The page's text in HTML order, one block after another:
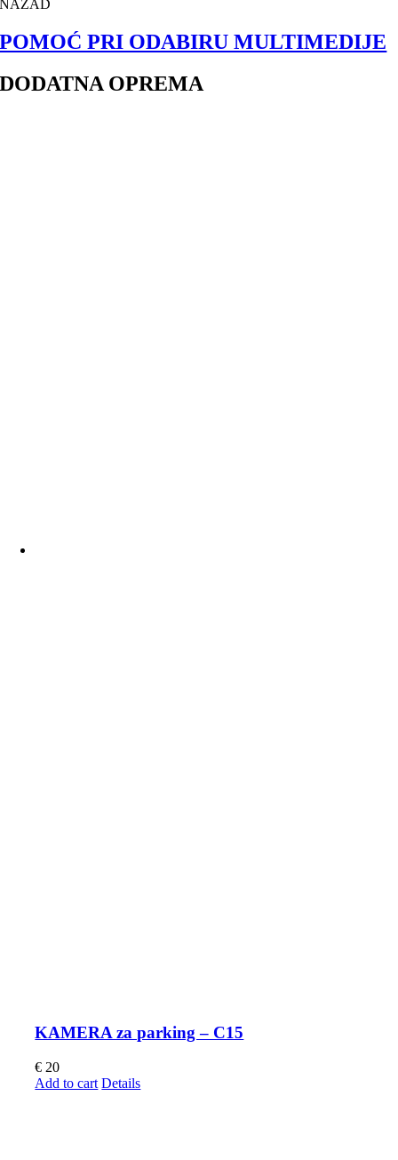
NAZAD
POMOĆ PRI ODABIRU MULTIMEDIJE
DODATNA OPREMA
KAMERA za parking – C15
€ 20
Add to cart Details